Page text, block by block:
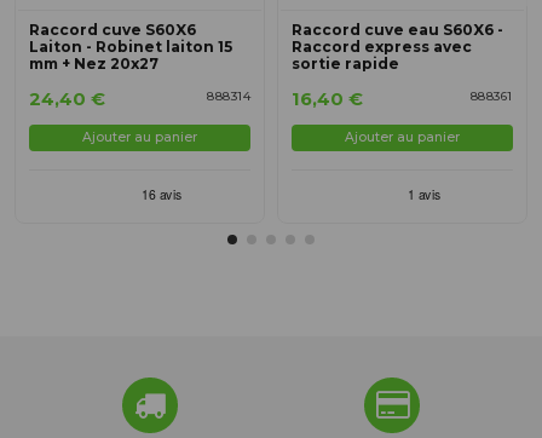
Raccord cuve S60X6
Laiton - Robinet laiton 15
mm + Nez 20x27
888314
24,40 €
Ajouter au panier
Raccord cuve eau S60X6 -
Raccord express avec
sortie rapide
888361
16,40 €
Ajouter au panier